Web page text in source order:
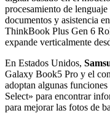
procesamiento de
documentos y asistencia
ThinkBook Plus Gen 6
expande verticalmente
En Estados Unidos,
Galaxy Book5 Pro y el
adoptan algunas
Select» para encontrar
para mejorar las fotos de